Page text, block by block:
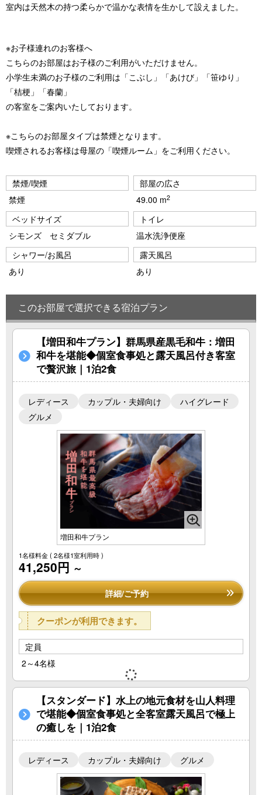
室内は天然木の持つ柔らかで温かな表情を生かして設えました。
※お子様連れのお客様へ
こちらのお部屋はお子様のご利用がいただけません。
小学生未満のお子様のご利用は「こぶし」「あけび」「笹ゆり」
「桔梗」「春蘭」
の客室をご案内いたしております。
※こちらのお部屋タイプは禁煙となります。
喫煙されるお客様は母屋の「喫煙ルーム」をご利用ください。
禁煙/喫煙
禁煙
部屋の広さ
49.00 m2
ベッドサイズ
シモンズ セミダブル
トイレ
温水洗浄便座
シャワー/お風呂
あり
露天風呂
あり
このお部屋で選択できる宿泊プラン
【増田和牛プラン】群馬県産黒毛和牛：増田
和牛を堪能◆個室食事処と露天風呂付き客室
で贅沢旅｜1泊2食
レディース カップル・夫婦向け
ハイグレード
グルメ
増田和牛プラン
1名様料金( 2名様1室利用時 )
41,250円 ～
詳細/ご予約
クーポンが利用できます。
定員
2～4名様
【スタンダード】水上の地元食材を山人料理
で堪能◆個室食事処と全客室露天風呂で極上
の癒しを｜1泊2食
レディース カップル・夫婦向け グルメ